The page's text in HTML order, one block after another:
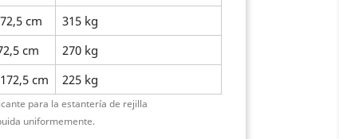
cm
315 kg
cm
270 kg
cm 225 kg
para la estantería de rejilla
uniformemente.